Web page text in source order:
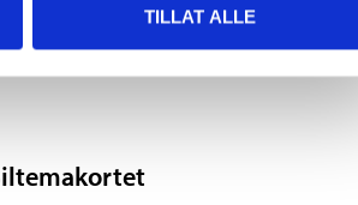
TILLAT ALLE